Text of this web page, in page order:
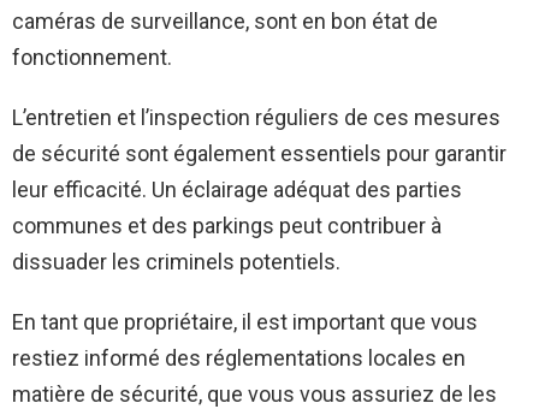
caméras de surveillance, sont en bon état de
fonctionnement.
L’entretien et l’inspection réguliers de ces mesures
de sécurité sont également essentiels pour garantir
leur efficacité. Un éclairage adéquat des parties
communes et des parkings peut contribuer à
dissuader les criminels potentiels.
En tant que propriétaire, il est important que vous
restiez informé des réglementations locales en
matière de sécurité, que vous vous assuriez de les